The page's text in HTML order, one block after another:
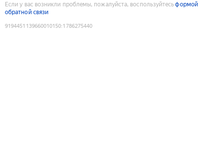
Если у вас возникли проблемы, пожалуйста, воспользуйтесьформой
обратной связи
9194451139660010150:1786275440